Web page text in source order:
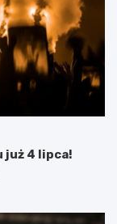
już 4 lipca!